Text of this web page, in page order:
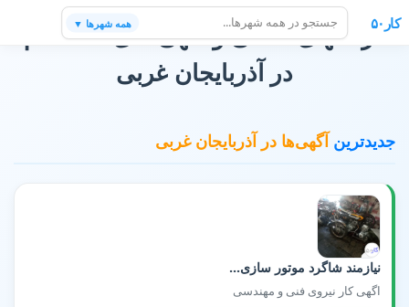
کار۵۰ همه شهرها ▼
فرصتهای شغلی و آگهی های استخدام
در آذربایجان غربی
جدیدترینآگهی‌ها در آذربایجان غربی
نیازمند شاگرد موتور سازی...
اگهی کار نیروی فنی و مهندسی